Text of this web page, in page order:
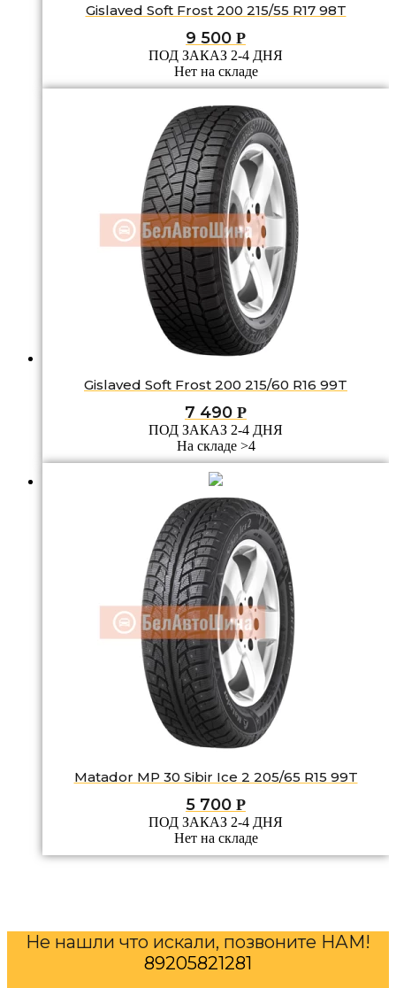
Gislaved Soft Frost 200 215/55 R17 98T
9 500 Р
ПОД ЗАКАЗ 2-4 ДНЯ
Нет на складе
Gislaved Soft Frost 200 215/60 R16 99T
7 490 Р
ПОД ЗАКАЗ 2-4 ДНЯ
На складе >4
Matador MP 30 Sibir Ice 2 205/65 R15 99T
5 700 Р
ПОД ЗАКАЗ 2-4 ДНЯ
Нет на складе
Не нашли что искали, позвоните НАМ!
89205821281